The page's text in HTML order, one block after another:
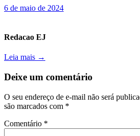
6 de maio de 2024
Redacao EJ
Leia mais →
Deixe um comentário
O seu endereço de e-mail não será
são marcados com *
Comentário *